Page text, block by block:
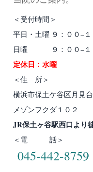
＜受付時間＞
平日・土曜 ９：００−１
日曜 ９：００−１
定休日：水曜
＜住 所＞
横浜市保土ケ谷区月見
メゾンフクダ１０２
JR保土ヶ谷駅西口より
＜電 話＞
045-442-8759